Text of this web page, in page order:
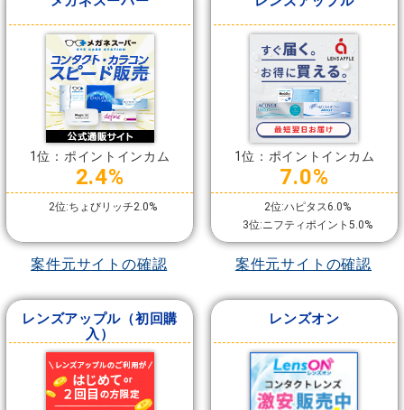
1位：ポイントインカム
2.4%
2位:ちょびリッチ2.0%
案件元サイトの確認
1位：ポイントインカム
7.0%
2位:ハピタス6.0%
3位:ニフティポイント5.0%
案件元サイトの確認
レンズアップル（初回購
入）
レンズオン